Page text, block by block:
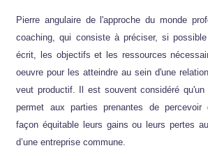
Pierre angulaire de l'approche du monde
coaching, qui consiste à préciser, si
écrit, les objectifs et les ressources
oeuvre pour les atteindre au sein d'une
veut productif. Il est souvent considéré qu'un
permet aux parties prenantes de percevoir
façon équitable leurs gains ou leurs pertes
d’une entreprise commune.